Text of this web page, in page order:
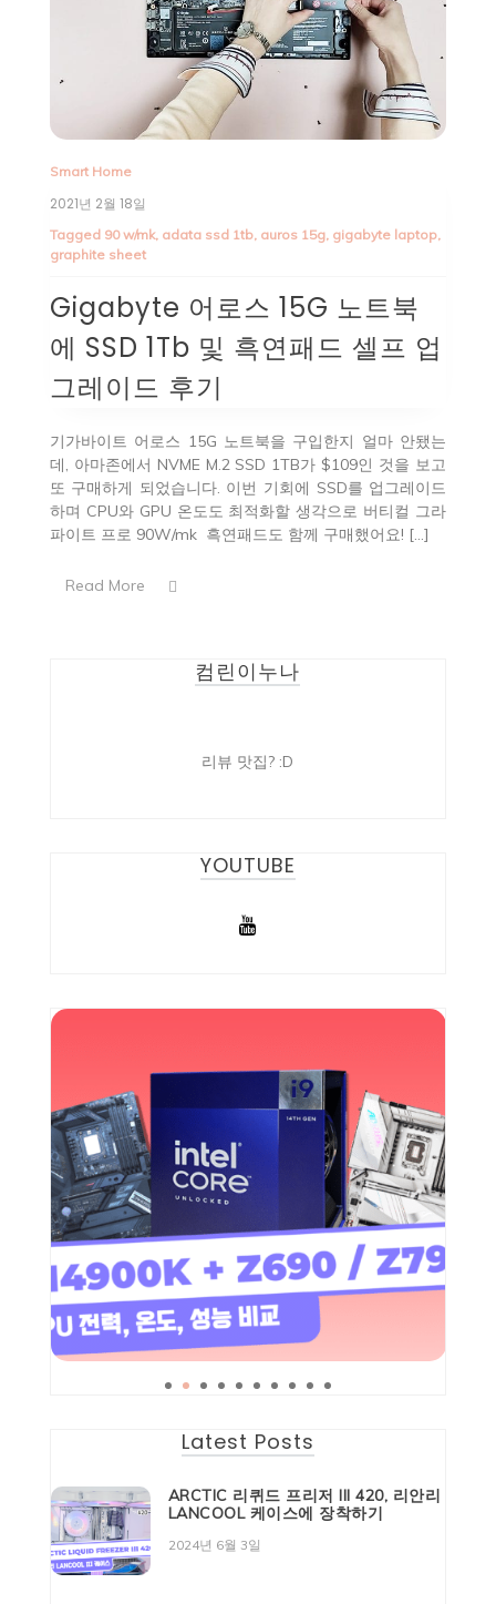
Smart Home
2021년 2월 18일
Tagged 90 w/mk, adata ssd 1tb, auros 15g, gigabyte laptop,
graphite sheet
Gigabyte 어로스 15G 노트북
에 SSD 1Tb 및 흑연패드 셀프 업
그레이드 후기
기가바이트 어로스 15G 노트북을 구입한지 얼마 안됐는
데, 아마존에서 NVME M.2 SSD 1TB가 $109인 것을 보고
또 구매하게 되었습니다. 이번 기회에 SSD를 업그레이드
하며 CPU와 GPU 온도도 최적화할 생각으로 버티컬 그라
파이트 프로 90W/mk 흑연패드도 함께 구매했어요! […]
Read More
컴린이누나
리뷰 맛집? :D
YOUTUBE
Latest Posts
ARCTIC 리퀴드 프리저 III 420, 리안리
LANCOOL 케이스에 장착하기
2024년 6월 3일